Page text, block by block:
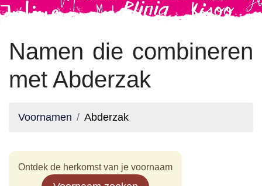
Namen die combineren
met Abderzak
Voornamen Abderzak
Ontdek de herkomst van je voornaam